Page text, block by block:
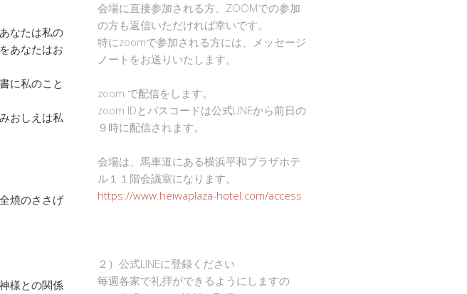
なたは私の
あなたはお
に私のこと
おしえは私
焼のささげ
様との関係
会場に直接参加される方、ZOOMでの参加
の方も返信いただければ幸いです。
特にzoomで参加される方には、メッセージ
ノートをお送りいたします。
zoom で配信をします。
zoom IDとパスコードは公式LINEから前日の
９時に配信されます。
会場は、馬車道にある横浜平和プラザホテ
ル１１階会議室になります。
https://www.heiwaplaza-hotel.com/access
２）公式LINEに登録ください
毎週各家で礼拝ができるようにしますの